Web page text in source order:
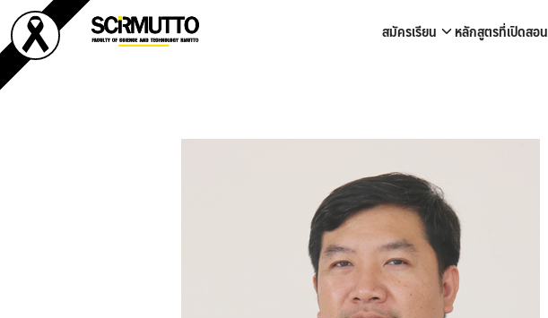
Skip
to
content
สมัครเรียน หลักสูตรที่เปิดสอน